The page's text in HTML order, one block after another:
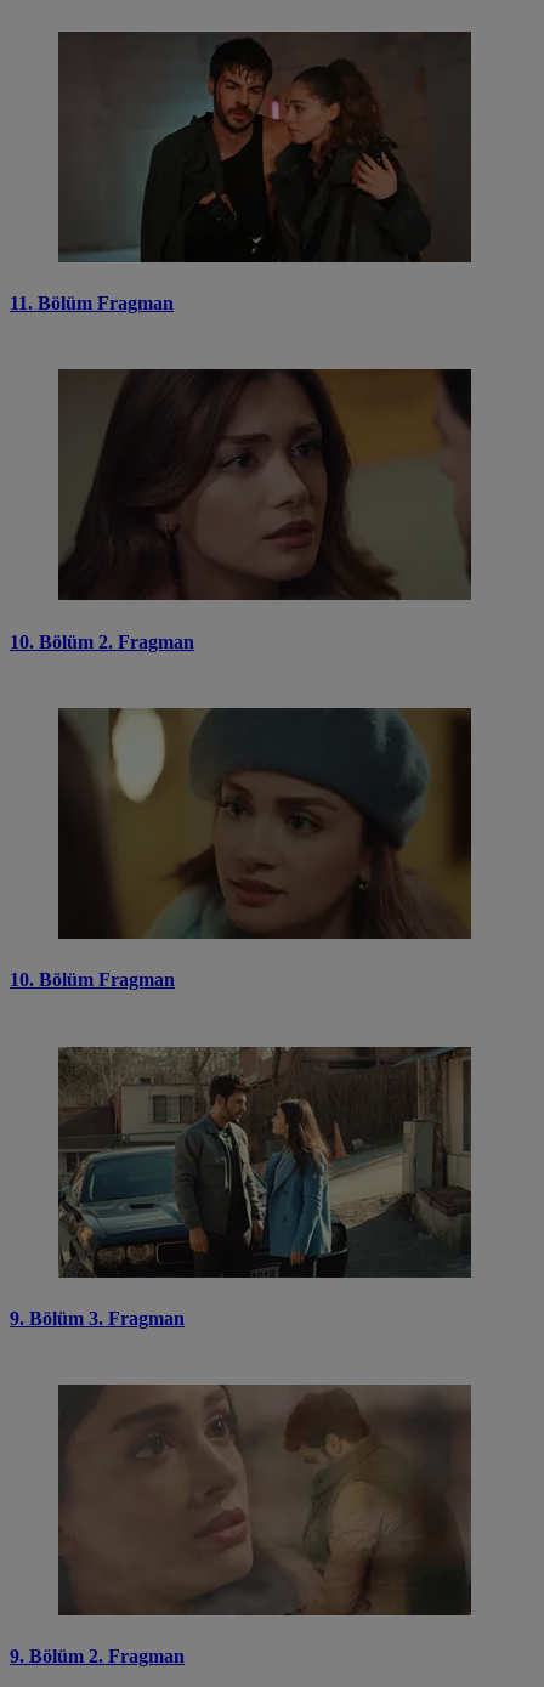
11. Bölüm Fragman
10. Bölüm 2. Fragman
10. Bölüm Fragman
9. Bölüm 3. Fragman
9. Bölüm 2. Fragman